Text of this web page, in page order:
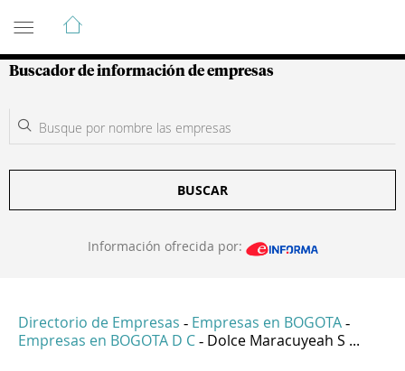
Guía de Empresas Colombianas
Buscador de información de empresas
BUSCAR
Información ofrecida por:
Directorio de Empresas - Empresas en BOGOTA -
Empresas en BOGOTA D C - Dolce Maracuyeah S ...